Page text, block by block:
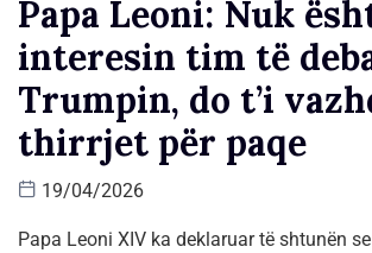
Papa Leoni: Nuk
interesin tim të
Trumpin, do t’i
thirrjet për paqe
19/04/2026
Papa Leoni XIV ka deklaruar të shtunën